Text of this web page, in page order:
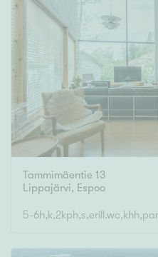
Tammimäentie 13
Lippajärvi, Espoo
5-